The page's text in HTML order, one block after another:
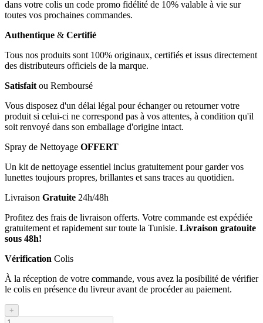
dans votre colis un code promo fidélité de 10% valable à vie sur
toutes vos prochaines commandes.
Authentique & Certifié
Tous nos produits sont 100% originaux, certifiés et issus directement
des distributeurs officiels de la marque.
Satisfait ou Remboursé
Vous disposez d'un délai légal pour échanger ou retourner votre
produit si celui-ci ne correspond pas à vos attentes, à condition qu'il
soit renvoyé dans son emballage d'origine intact.
Spray de Nettoyage OFFERT
Un kit de nettoyage essentiel inclus gratuitement pour garder vos
lunettes toujours propres, brillantes et sans traces au quotidien.
Livraison Gratuite 24h/48h
Profitez des frais de livraison offerts. Votre commande est expédiée
gratuitement et rapidement sur toute la Tunisie. Livraison gratouite
sous 48h!
Vérification Colis
À la réception de votre commande, vous avez la posibilité de vérifier
le colis en présence du livreur avant de procéder au paiement.
+